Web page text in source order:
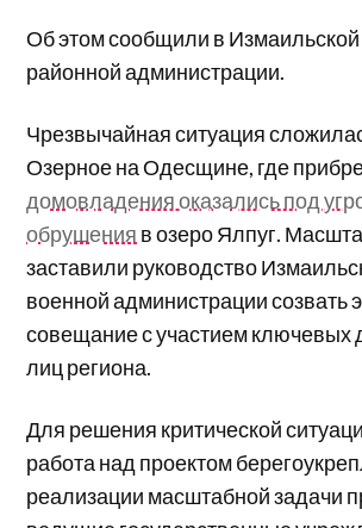
Об этом сообщили в
районной администрации.
Чрезвычайная ситуация
Озерное на Одесщине, где
домовладения оказались под
обрушения в озеро Ялпуг.
заставили руководство
военной администрации созвать
совещание с участием ключевых
лиц региона.
Для решения критической
работа над проектом
реализации масштабной задачи